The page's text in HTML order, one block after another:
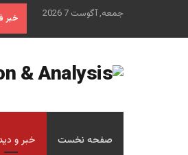
جمعه, آگوست 7 2026 خبر
صفحه نخست خبر و